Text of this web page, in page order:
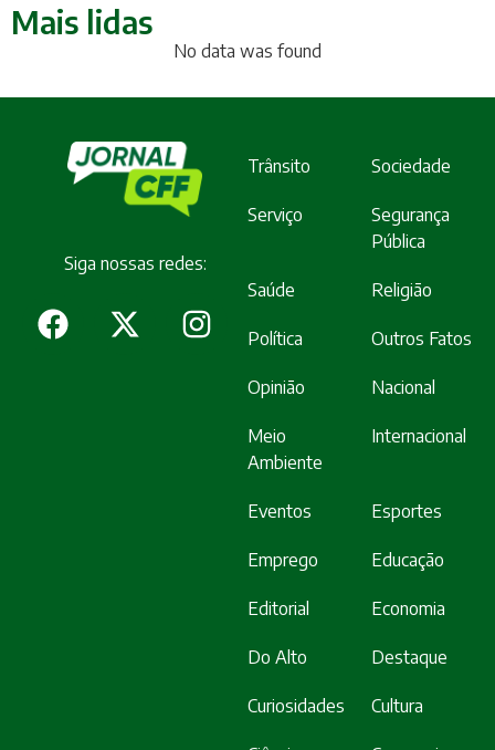
Mais lidas
No data was found
Siga nossas redes:
Trânsito Sociedade
Serviço
Segurança
Pública
Saúde Religião
Política Outros Fatos
Opinião Nacional
Meio
Ambiente
Internacional
Eventos Esportes
Emprego Educação
Editorial Economia
Do Alto Destaque
Curiosidades Cultura